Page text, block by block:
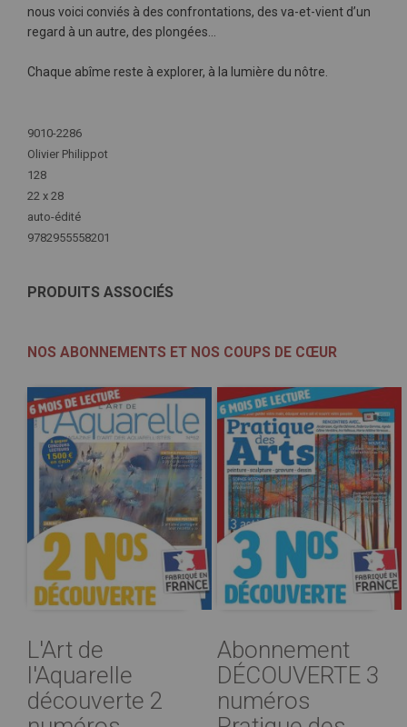
nous voici conviés à des confrontations, des va-et-vient d’un
regard à un autre, des plongées…
Chaque abîme reste à explorer, à la lumière du nôtre.
d'infos
9010-2286
Olivier Philippot
128
22 x 28
auto-édité
9782955558201
PRODUITS ASSOCIÉS
NOS ABONNEMENTS ET NOS COUPS DE CŒUR
L'Art de
l'Aquarelle
découverte 2
Abonnement
DÉCOUVERTE 3
numéros